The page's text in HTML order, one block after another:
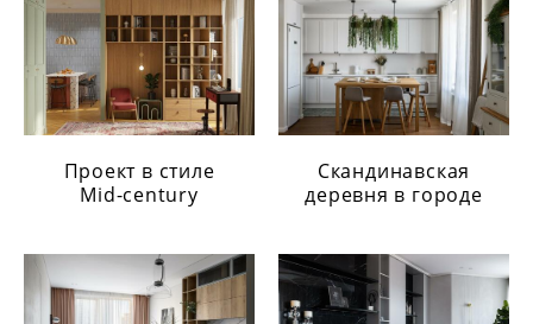
Проект в стиле
Mid-century
Скандинавская
деревня в городе